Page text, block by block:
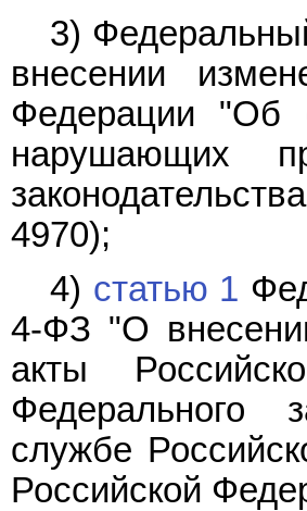
3)
внесении
Федерации "Об
нарушающих
4970);
4) статью 1
4-ФЗ "О
акты
Федерального
службе
Российской